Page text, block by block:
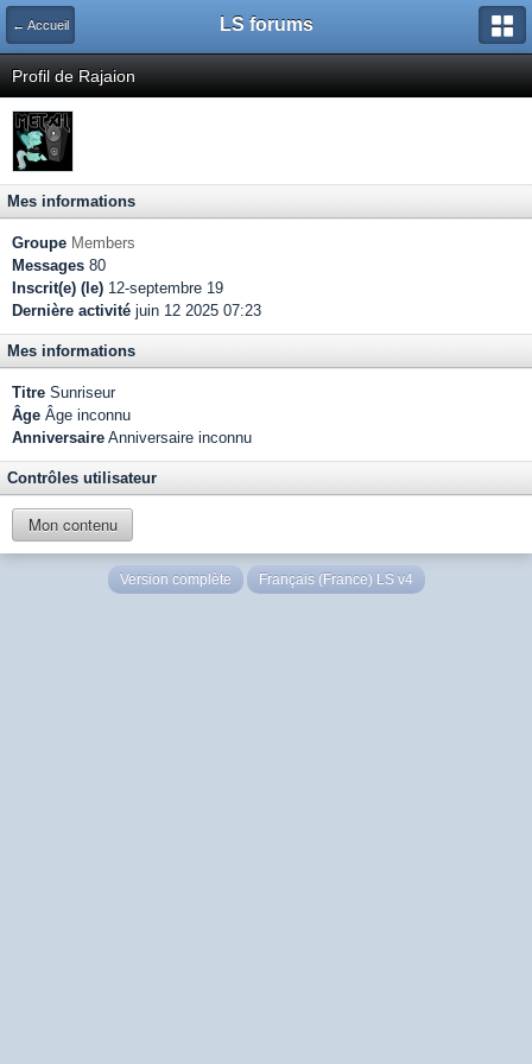
← Accueil LS forums
Profil de Rajaion
Mes informations
Groupe Members
Messages 80
Inscrit(e) (le) 12-septembre 19
Dernière activité juin 12 2025 07:23
Mes informations
Titre Sunriseur
Âge Âge inconnu
Anniversaire Anniversaire inconnu
Contrôles utilisateur
Mon contenu
Version complète Français (France) LS v4